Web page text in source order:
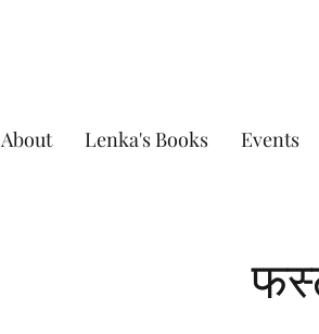
About Lenka's Books Events